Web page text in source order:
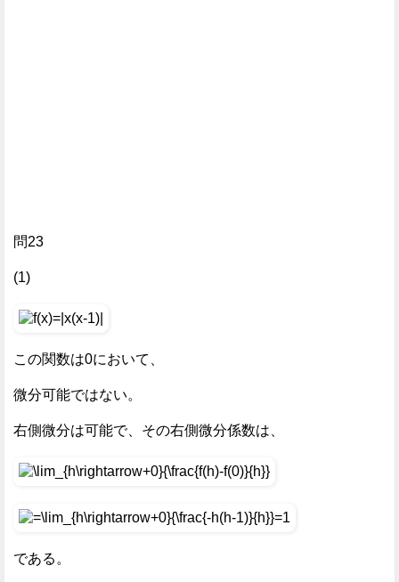
問23
(1)
この関数は0において、
微分可能ではない。
右側微分は可能で、その右側微分係数は、
である。